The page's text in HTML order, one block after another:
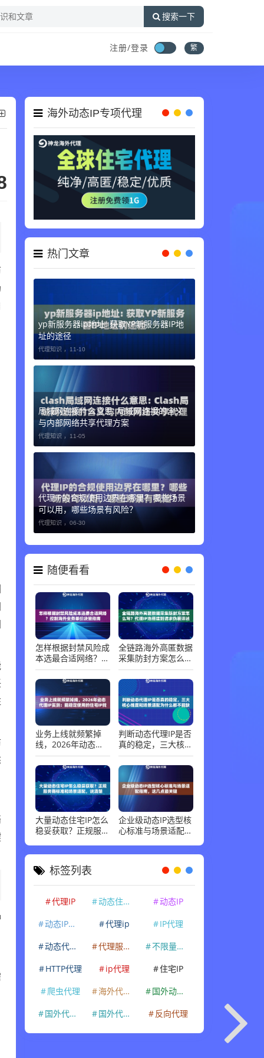
搜索一下
注册/登录 繁
海外动态IP专项代理
热门文章
yp新服务器ip地址: 获取YP新服务器IP地
址的途径
代理知识 ， 11-10
局域网连接什么意思: 局域网连接的含义
与内部网络共享代理方案
代理知识 ， 11-05
代理IP的合规使用边界在哪里？哪些场景
可以用，哪些场景有风险？
代理知识 ， 06-30
随便看看
怎样根据封禁风险成
本选最合适网络？控
制海外业务单价决策
指南
全链路海外高匿数据
采集防封方案怎么
写？代理IP池搭建到
请求伪装详述
业务上线就频繁掉
线，2026年动态代
理IP实测：能稳定使
用的住宅IP找到了
判断动态代理IP是否
真的稳定，三大核心
维度和场景适配为什
么都不能缺
大量动态住宅IP怎么
稳妥获取？正规服务
说清楚
企业级动态IP选型核
心标准与场景适配指
标签列表
代理IP 动态住宅IP
动态IP
动态IP代理
代理ip
IP代理
动态代理IP
代理服务器
不限量代理IP
HTTP代理
ip代理
住宅IP
爬虫代理
海外代理ip
国外动态IP
国外代理IP
国外代理ip 反向代理